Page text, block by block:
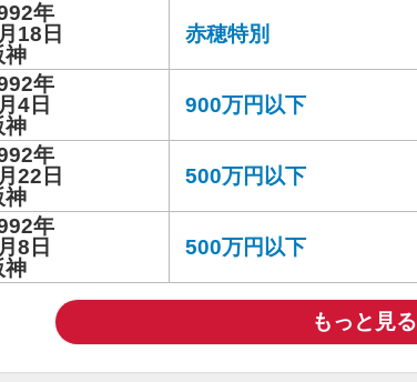
年
18日
神
赤穂特別
年
4日
神
900万円以下
年
22日
神
500万円以下
年
8日
神
500万円以下
もっと見る